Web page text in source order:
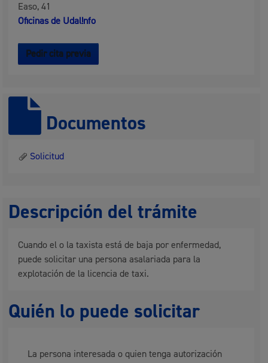
Easo, 41
Oficinas de Udal!nfo
Pedir cita previa
Documentos
Solicitud
Descripción del trámite
Cuando el o la taxista está de baja por enfermedad,
puede solicitar una persona asalariada para la
explotación de la licencia de taxi.
Quién lo puede solicitar
La persona interesada o quien tenga autorización